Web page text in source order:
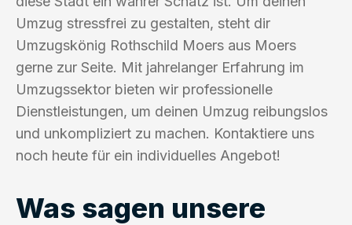
Umzug stressfrei zu gestalten, steht dir
Umzugskönig Rothschild Moers aus Moers
gerne zur Seite. Mit jahrelanger Erfahrung im
Umzugssektor bieten wir professionelle
Dienstleistungen, um deinen Umzug reibungslos
und unkompliziert zu machen. Kontaktiere uns
noch heute für ein individuelles Angebot!
Was sagen unsere